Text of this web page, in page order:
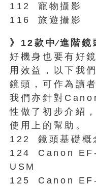
112
寵物攝影
116
旅遊攝影
》12款中∕進階鏡
好機身也要有好
用效益，以下我
鏡頭，可作為讀
我們亦針對
性做了初步介紹
使用上的幫助。
122
鏡頭基礎概
124
Canon
USM
125
Canon